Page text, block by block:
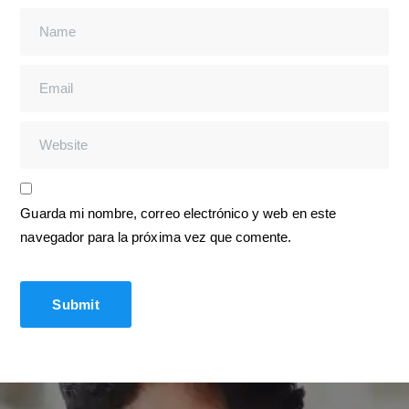
Guarda mi nombre, correo electrónico y web en este
navegador para la próxima vez que comente.